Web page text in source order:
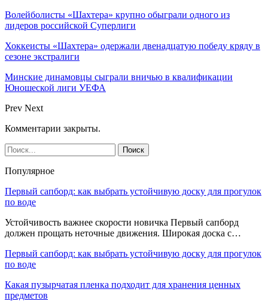
Волейболисты «Шахтера» крупно обыграли одного из
лидеров российской Суперлиги
Хоккеисты «Шахтера» одержали двенадцатую победу кряду в
сезоне экстралиги
Минские динамовцы сыграли вничью в квалификации
Юношеской лиги УЕФА
Prev Next
Комментарии закрыты.
Популярное
Первый сапборд: как выбрать устойчивую доску для прогулок
по воде
Устойчивость важнее скорости новичка Первый сапборд
должен прощать неточные движения. Широкая доска с…
Первый сапборд: как выбрать устойчивую доску для прогулок
по воде
Какая пузырчатая пленка подходит для хранения ценных
предметов